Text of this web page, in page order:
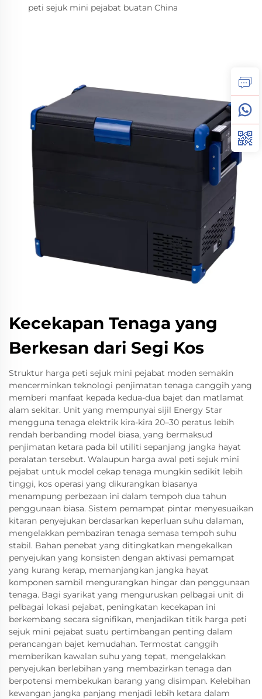
peti sejuk mini pejabat buatan China
Kecekapan Tenaga yang
Berkesan dari Segi Kos
Struktur harga peti sejuk mini pejabat moden semakin
mencerminkan teknologi penjimatan tenaga canggih yang
memberi manfaat kepada kedua-dua bajet dan matlamat
alam sekitar. Unit yang mempunyai sijil Energy Star
mengguna tenaga elektrik kira-kira 20–30 peratus lebih
rendah berbanding model biasa, yang bermaksud
penjimatan ketara pada bil utiliti sepanjang jangka hayat
peralatan tersebut. Walaupun harga awal peti sejuk mini
pejabat untuk model cekap tenaga mungkin sedikit lebih
tinggi, kos operasi yang dikurangkan biasanya
menampung perbezaan ini dalam tempoh dua tahun
penggunaan biasa. Sistem pemampat pintar menyesuaikan
kitaran penyejukan berdasarkan keperluan suhu dalaman,
mengelakkan pembaziran tenaga semasa tempoh suhu
stabil. Bahan penebat yang ditingkatkan mengekalkan
penyejukan yang konsisten dengan aktivasi pemampat
yang kurang kerap, memanjangkan jangka hayat
komponen sambil mengurangkan hingar dan penggunaan
tenaga. Bagi syarikat yang menguruskan pelbagai unit di
pelbagai lokasi pejabat, peningkatan kecekapan ini
berkembang secara signifikan, menjadikan titik harga peti
sejuk mini pejabat suatu pertimbangan penting dalam
perancangan bajet kemudahan. Termostat canggih
memberikan kawalan suhu yang tepat, mengelakkan
penyejukan berlebihan yang membazirkan tenaga dan
berpotensi membekukan barang yang disimpan. Kelebihan
kewangan jangka panjang menjadi lebih ketara dalam